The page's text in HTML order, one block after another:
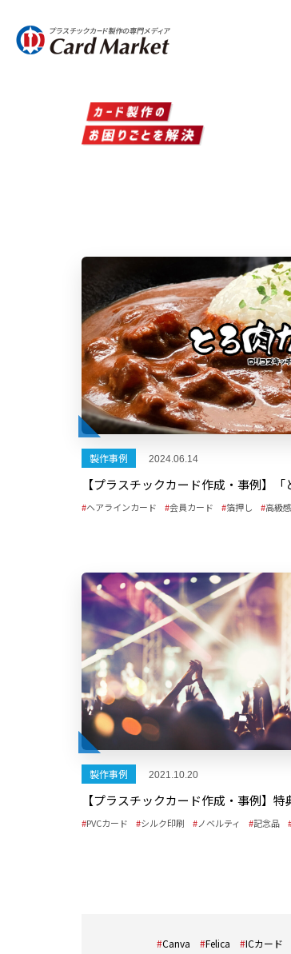
製作事例 2024.06.14
ヘアラインカード 会員カード 箔押し 高級感
製作事例 2021.10.20
PVCカード シルク印刷 ノベルティ 記念品
Canva Felica ICカード